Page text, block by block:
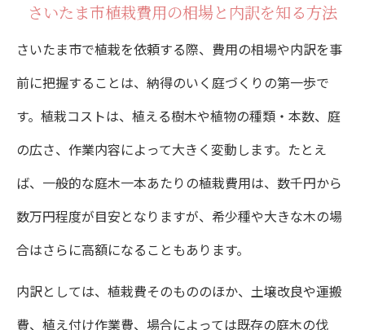
庭づくり費用で賢く選ぶ植栽のポイント
さいたま市植栽プランと予算の立て方ガイ
ド
費用対効果で選ぶ植木とプロの選定基準
植栽工事を依頼する際の見積もり比較の要
点
基準
さいたま市植栽費用の相場と内訳を知る方法
さいたま市で植栽を依頼する際、費用の相場や内訳を事
前に把握することは、納得のいく庭づくりの第一歩で
す。植栽コストは、植える樹木や植物の種類・本数、庭
の広さ、作業内容によって大きく変動します。たとえ
ば、一般的な庭木一本あたりの植栽費用は、数千円から
数万円程度が目安となりますが、希少種や大きな木の場
合はさらに高額になることもあります。
内訳としては、植栽費そのもののほか、土壌改良や運搬
費、植え付け作業費、場合によっては既存の庭木の伐